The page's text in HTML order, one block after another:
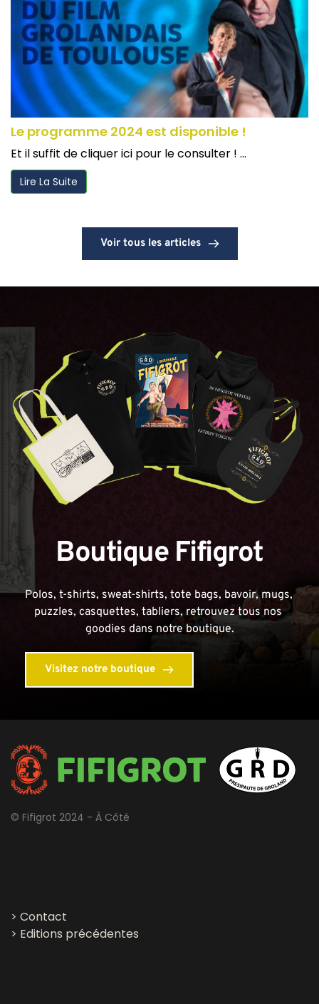
Le programme 2024 est disponible !
Et il suffit de cliquer ici pour le consulter ! ...
Lire La Suite
Voir tous les articles
Boutique Fifigrot
Polos, t-shirts, sweat-shirts, tote bags, bavoir, mugs,
puzzles, casquettes, tabliers, retrouvez tous nos
goodies dans notre boutique.
Visitez notre boutique
© Fifigrot 2024 - À Côté
> Contact
> Editions précédentes